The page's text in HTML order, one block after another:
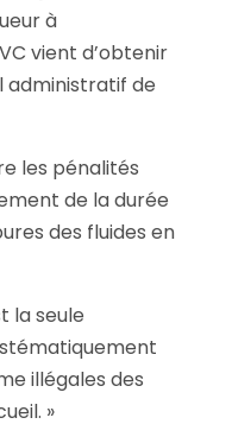
à
vient d’obtenir
administratif de
les pénalités
de la durée
des fluides en
la seule
illégales des
»